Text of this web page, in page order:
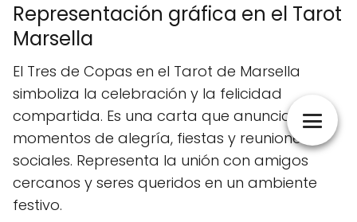
Representación gráfica en el Tarot
Marsella
El Tres de Copas en el Tarot de Marsella
simboliza la celebración y la felicidad
compartida. Es una carta que anuncia
momentos de alegría, fiestas y reuniones
sociales. Representa la unión con amigos
cercanos y seres queridos en un ambiente
festivo.